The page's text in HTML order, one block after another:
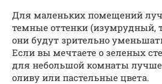
Для маленьких помещений
темные оттенки (изумрудный,
они будут зрительно
Если вы мечтаете о зеленых
для небольшой комнаты
оливу или пастельные цвета.